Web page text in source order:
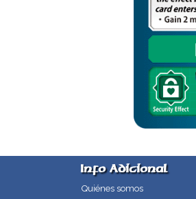
Info Adicional
Quiénes somos